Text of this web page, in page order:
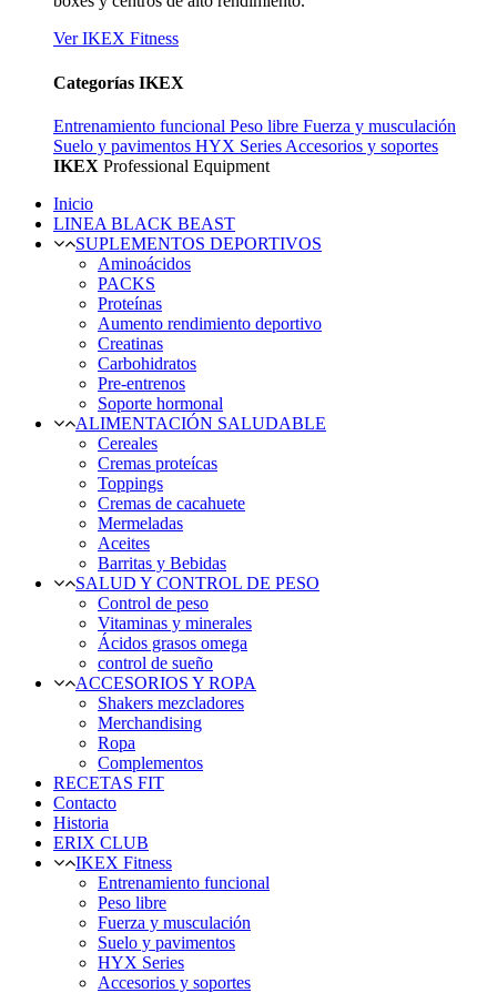
Ver IKEX Fitness
Categorías IKEX
Entrenamiento funcional Peso libre Fuerza y musculación
Suelo y pavimentos HYX Series Accesorios y soportes
IKEX Professional Equipment
Inicio
LINEA BLACK BEAST
SUPLEMENTOS DEPORTIVOS
Aminoácidos
PACKS
Proteínas
Aumento rendimiento deportivo
Creatinas
Carbohidratos
Pre-entrenos
Soporte hormonal
ALIMENTACIÓN SALUDABLE
Cereales
Cremas proteícas
Toppings
Cremas de cacahuete
Mermeladas
Aceites
Barritas y Bebidas
SALUD Y CONTROL DE PESO
Control de peso
Vitaminas y minerales
Ácidos grasos omega
control de sueño
ACCESORIOS Y ROPA
Shakers mezcladores
Merchandising
Ropa
Complementos
RECETAS FIT
Contacto
Historia
ERIX CLUB
IKEX Fitness
Entrenamiento funcional
Peso libre
Fuerza y musculación
Suelo y pavimentos
HYX Series
Accesorios y soportes